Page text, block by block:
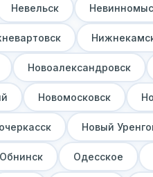
Невельск
Новоалександровск
Новомосковск
Новый
Обнинск Одесское